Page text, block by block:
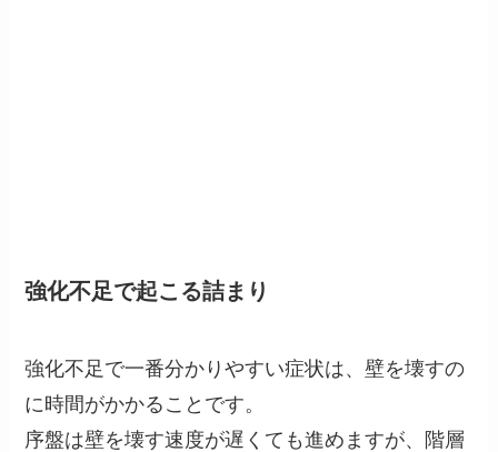
強化不足で起こる詰まり
強化不足で一番分かりやすい症状は、壁を壊すの
に時間がかかることです。
序盤は壁を壊す速度が遅くても進めますが、階層